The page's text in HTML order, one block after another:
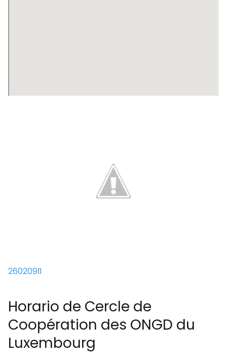
26020911
Horario de Cercle de
Coopération des ONGD du
Luxembourg